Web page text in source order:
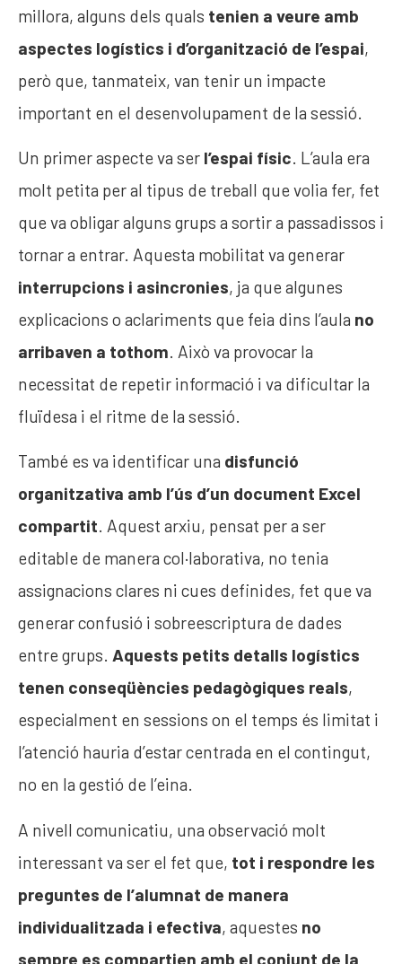
millora, alguns dels quals tenien a veure amb
aspectes logístics i d’organització de l’espai,
però que, tanmateix, van tenir un impacte
important en el desenvolupament de la sessió.
Un primer aspecte va ser l’espai físic. L’aula era
molt petita per al tipus de treball que volia fer, fet
que va obligar alguns grups a sortir a passadissos i
tornar a entrar. Aquesta mobilitat va generar
interrupcions i asincronies, ja que algunes
explicacions o aclariments que feia dins l’aula no
arribaven a tothom. Això va provocar la
necessitat de repetir informació i va dificultar la
fluïdesa i el ritme de la sessió.
També es va identificar una disfunció
organitzativa amb l’ús d’un document Excel
compartit. Aquest arxiu, pensat per a ser
editable de manera col·laborativa, no tenia
assignacions clares ni cues definides, fet que va
generar confusió i sobreescriptura de dades
entre grups. Aquests petits detalls logístics
tenen conseqüències pedagògiques reals,
especialment en sessions on el temps és limitat i
l’atenció hauria d’estar centrada en el contingut,
no en la gestió de l’eina.
A nivell comunicatiu, una observació molt
interessant va ser el fet que, tot i respondre les
preguntes de l’alumnat de manera
individualitzada i efectiva, aquestes no
sempre es compartien amb el conjunt de la